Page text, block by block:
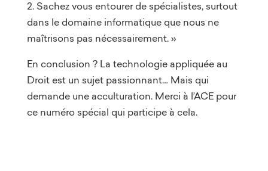
2. Sachez vous entourer de spécialistes, surtout
dans le domaine informatique que nous ne
maîtrisons pas nécessairement. »
En conclusion ? La technologie appliquée au
Droit est un sujet passionnant… Mais qui
demande une acculturation. Merci à l’ACE pour
ce numéro spécial qui participe à cela.